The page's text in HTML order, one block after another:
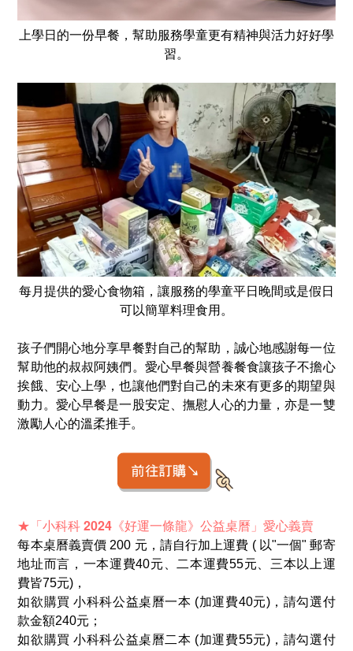
上學日的一份早餐，幫助服務學童更有精神與活力好好學
習。
每月提供的愛心食物箱，讓服務的學童平日晚間或是假日
可以簡單料理食用。
孩子們開心地分享早餐對自己的幫助，誠心地感謝每一位
幫助他的叔叔阿姨們。愛心早餐與營養餐食讓孩子不擔心
挨餓、安心上學，也讓他們對自己的未來有更多的期望與
動力。愛心早餐是一股安定、撫慰人心的力量，亦是一雙
激勵人心的溫柔推手。
★「小科科 2024《好運一條龍》公益桌曆」愛心義賣
每本桌曆義賣價 200 元，請自行加上運費 ( 以"一個" 郵寄
地址而言，一本運費40元、二本運費55元、三本以上運
費皆75元)，
如欲購買 小科科公益桌曆一本 (加運費40元)，請勾選付
款金額240元；
如欲購買 小科科公益桌曆二本 (加運費55元)，請勾選付